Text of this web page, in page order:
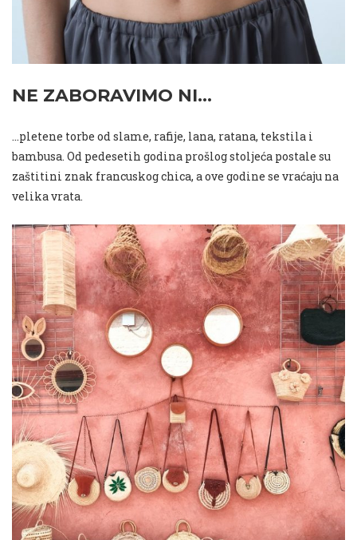
NE ZABORAVIMO NI…
…pletene torbe od slame, rafije, lana, ratana, tekstila i
bambusa. Od pedesetih godina prošlog stoljeća postale su
zaštitini znak francuskog chica, a ove godine se vraćaju na
velika vrata.